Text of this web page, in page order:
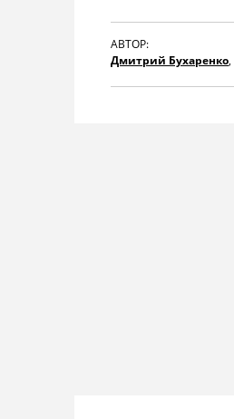
АВТОР:
Дмитрий Бухаренко,